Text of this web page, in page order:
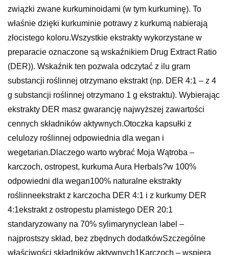
związki zwane kurkuminoidami (w tym kurkuminę). To
właśnie dzięki kurkuminie potrawy z kurkumą nabierają
złocistego koloru.Wszystkie ekstrakty wykorzystane w
preparacie oznaczone są wskaźnikiem Drug Extract Ratio
(DER)). Wskaźnik ten pozwala odczytać z ilu gram
substancji roślinnej otrzymano ekstrakt (np. DER 4:1 – z 4
g substancji roślinnej otrzymano 1 g ekstraktu). Wybierając
ekstrakty DER masz gwarancję najwyższej zawartości
cennych składników aktywnych.Otoczka kapsułki z
celulozy roślinnej odpowiednia dla wegan i
wegetarian.Dlaczego warto wybrać Moja Wątroba –
karczoch, ostropest, kurkuma Aura Herbals?w 100%
odpowiedni dla wegan100% naturalne ekstrakty
roślinneekstrakt z karczocha DER 4:1 i z kurkumy DER
4:1ekstrakt z ostropestu plamistego DER 20:1
standaryzowany na 70% sylimarynyclean label –
najprostszy skład, bez zbędnych dodatkówSzczególne
właściwości składników aktywnych1Karczoch – wspiera